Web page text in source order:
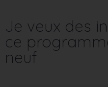
Je veux des
ce
neuf